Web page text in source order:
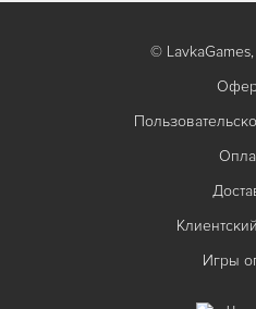
©
Игры